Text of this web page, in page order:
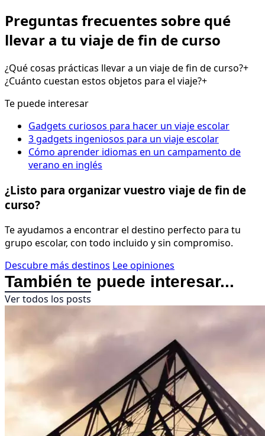
Preguntas frecuentes sobre qué
llevar a tu viaje de fin de curso
¿Qué cosas prácticas llevar a un viaje de fin de curso?+
¿Cuánto cuestan estos objetos para el viaje?+
Te puede interesar
Gadgets curiosos para hacer un viaje escolar
3 gadgets ingeniosos para un viaje escolar
Cómo aprender idiomas en un campamento de
verano en inglés
¿Listo para organizar vuestro viaje de fin de
curso?
Te ayudamos a encontrar el destino perfecto para tu
grupo escolar, con todo incluido y sin compromiso.
Descubre más destinos Lee opiniones
También te puede interesar...
Ver todos los posts